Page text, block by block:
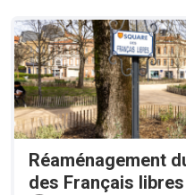
Réaménagement
des Français libres